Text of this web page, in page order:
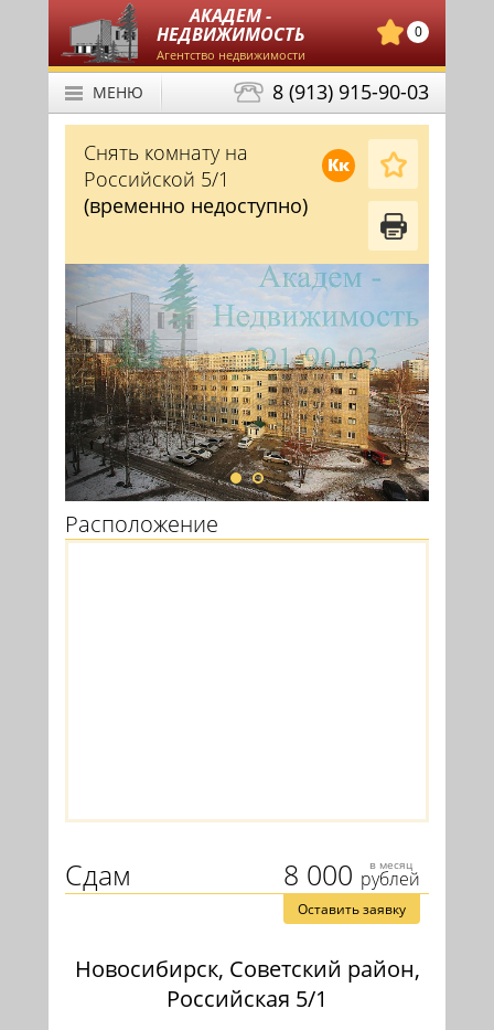
АКАДЕМ -
НЕДВИЖИМОСТЬ
Агентство недвижимости
0
8 (913) 915-90-03
МЕНЮ
Кк
Снять комнату на
Российской 5/1
(временно недоступно)
Расположение
8 000 в месяц
рублей
Сдам
Оставить заявку
Новосибирск, Советский район,
Российская 5/1